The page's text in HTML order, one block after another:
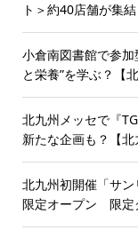
ト＞約40店舗が集
小倉南図書館で参
と栄養”を学ぶ？【
北九州メッセで『
新たな企画も？【北
北九州初開催「サ
限定オープン 限定